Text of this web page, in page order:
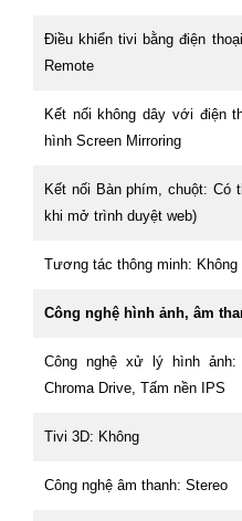
Điều khiển tivi bằng điện
Remote
Kết nối không dây với điện
hình Screen Mirroring
Kết nối Bàn phím, chuột: Có
khi mở trình duyệt web)
Tương tác thông minh: Không
Công nghệ hình ảnh, âm
Công nghệ xử lý hình
Chroma Drive, Tấm nền IPS
Tivi 3D: Không
Công nghệ âm thanh: Stereo